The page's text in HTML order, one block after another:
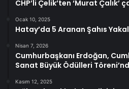
CHP’li Çelik’ten ‘Murat Çalık’
Ocak 10, 2025
Hatay’da 5 Aranan Şahıs
Nisan 7, 2026
Cumhurbaşkanı Erdoğan,
Sanat Büyük Ödülleri
Kasım 12, 2025